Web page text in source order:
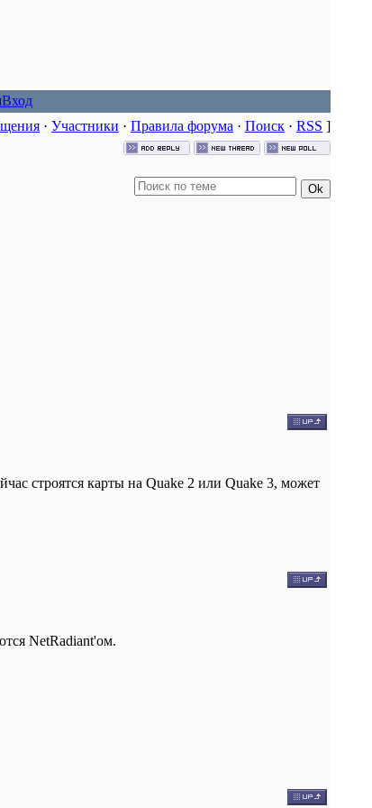
Вход
· Участники · Правила форума · Поиск · RSS ]
строятся карты на Quake 2 или Quake 3, может
NetRadiant'ом.